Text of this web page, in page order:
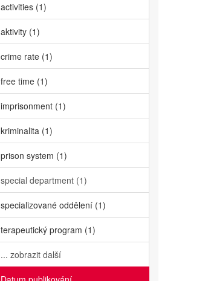
activities (1)
aktivity (1)
crime rate (1)
free time (1)
imprisonment (1)
kriminalita (1)
prison system (1)
special department (1)
specializované oddělení (1)
terapeutický program (1)
... zobrazit další